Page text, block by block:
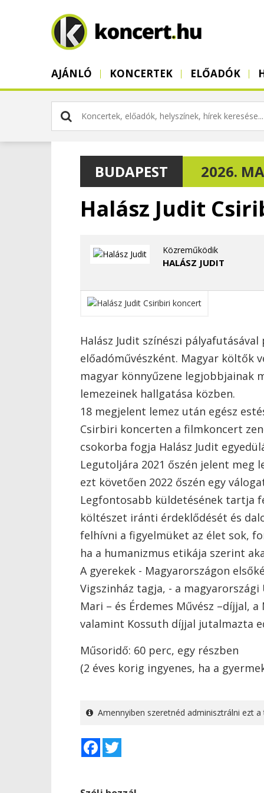
AJÁNLÓ KONCERTEK ELŐADÓK
BUDAPEST 2026.
Halász Judit
Közreműködik
HALÁSZ JUDIT
Halász Judit színészi
előadóművészként. Magyar költők
magyar könnyűzene legjobbjainak
lemezeinek hallgatása közben.
18 megjelent lemez után egész
Csirbiri koncerten a filmkoncert
csokorba fogja Halász Judit
Legutoljára 2021 őszén jelent meg
ezt követően 2022 őszén egy
Legfontosabb küldetésének tartja
költészet iránti érdeklődését és
felhívni a figyelmüket az élet sok,
ha a humanizmus etikája szerint
A gyerekek - Magyarországon
Vigszinház tagja, - a magyarországi
Mari – és Érdemes Művész –díjjal,
valamint Kossuth díjjal jutalmazta
Műsoridő: 60 perc, egy részben
(2 éves korig ingyenes, ha a
Amennyiben szeretnéd adminisztrálni ezt
Facebook